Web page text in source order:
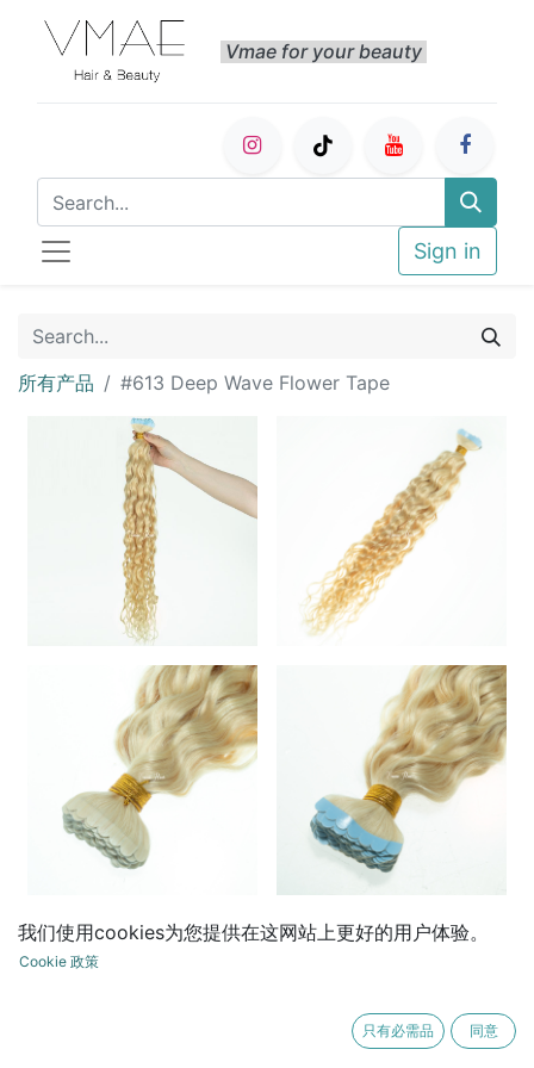
Vmae for your beauty
Sign in
所有产品 #613 Deep Wave Flower Tape
#613 Deep Wave Flower Tape
我们使用cookies为您提供在这网站上更好的用户体验。
Cookie 政策
只有必需品 同意